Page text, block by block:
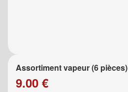
Assortiment vapeur (6 pièces)
9.00 €